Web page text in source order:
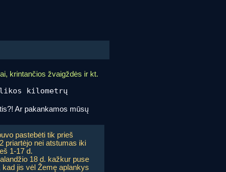
krintančios žvaigždės ir kt.
kilometrų
Ar pakankamos mūsų
pastebėti tik prieš
priartėjo nei atstumas iki
1-17 d.
18 d. kažkur puse
jis vėl Žemę aplankys